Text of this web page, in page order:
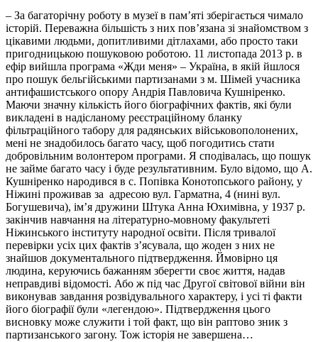
– За багаторічну роботу в музеї в пам’яті зберігається чимало
історій. Переважна більшість з них пов’язана зі знайомством з
цікавими людьми, допитливими дітлахами, або просто таки
пригодницькою пошуковою роботою. 11 листопада 2013 р. в
ефір вийшла програма «Жди меня» – Україна, в якій йшлося
про пошук бельгійськими партизанами з м. Шімей учасника
антифашистського опору Андрія Павловича Кушніренко.
Маючи значну кількість його біографічних фактів, які були
викладені в надісланому реєстраційному бланку
фільтраційного табору для радянських військовополонених,
мені не знадобилось багато часу, щоб погодитись стати
добровільним волонтером програми. Я сподівалась, що пошук
не займе багато часу і буде результативним. Було відомо, що А.
Кушніренко народився в с. Попівка Конотопського району, у
Ніжині проживав за адресою вул. Гарматна, 4 (нині вул.
Богушевича), ім’я дружини Штука Анна Юхимівна, у 1937 р.
закінчив навчання на літературно-мовному факультеті
Ніжинського інституту народної освіти. Після тривалої
перевірки усіх цих фактів з’ясувала, що жоден з них не
знайшов документального підтвердження. Ймовірно ця
людина, керуючись бажанням зберегти своє життя, надав
неправдиві відомості. Або ж під час Другої світової війни він
виконував завдання розвідувального характеру, і усі ті факти
його біографії були «легендою». Підтвердження цього
висновку може служити і той факт, що він раптово зник з
партизанського загону. Тож історія не завершена…